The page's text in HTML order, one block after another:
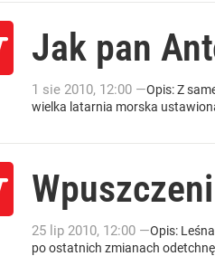
Jak pan
1 sie 2010, 12:00 —Opis: Z
wielka latarnia morska
25 lip 2010, 12:00 —Opis:
po ostatnich zmianach